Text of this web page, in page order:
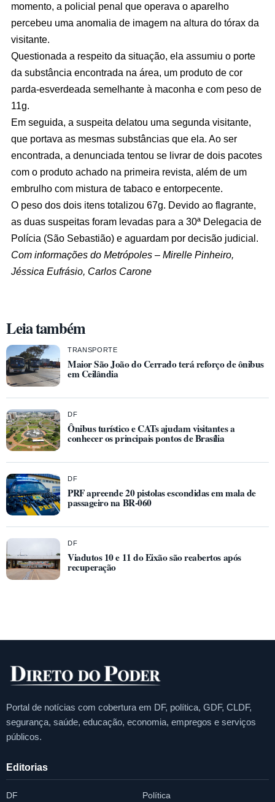
momento, a policial penal que operava o aparelho
percebeu uma anomalia de imagem na altura do tórax da
visitante.
Questionada a respeito da situação, ela assumiu o porte
da substância encontrada na área, um produto de cor
parda-esverdeada semelhante à maconha e com peso de
11g.
Em seguida, a suspeita delatou uma segunda visitante,
que portava as mesmas substâncias que ela. Ao ser
encontrada, a denunciada tentou se livrar de dois pacotes
com o produto achado na primeira revista, além de um
embrulho com mistura de tabaco e entorpecente.
O peso dos dois itens totalizou 67g. Devido ao flagrante,
as duas suspeitas foram levadas para a 30ª Delegacia de
Polícia (São Sebastião) e aguardam por decisão judicial.
Com informações do Metrópoles – Mirelle Pinheiro,
Jéssica Eufrásio, Carlos Carone
Leia também
TRANSPORTE
Maior São João do Cerrado terá reforço de ônibus
em Ceilândia
DF
Ônibus turístico e CATs ajudam visitantes a
conhecer os principais pontos de Brasília
DF
PRF apreende 20 pistolas escondidas em mala de
passageiro na BR-060
DF
Viadutos 10 e 11 do Eixão são reabertos após
recuperação
Portal de notícias com cobertura em DF, política, GDF, CLDF,
segurança, saúde, educação, economia, empregos e serviços
públicos.
Editorias
DF Política